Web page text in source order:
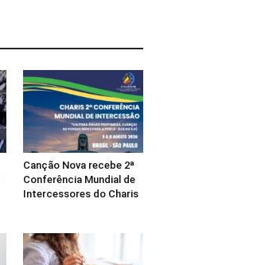
Canção Nova recebe 2ª
Conferência Mundial de
Intercessores do Charis